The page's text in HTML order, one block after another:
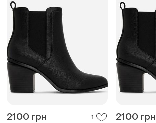
2100 грн 1 2100 грн